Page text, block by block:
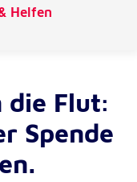
Helfen
die Flut:
Spende